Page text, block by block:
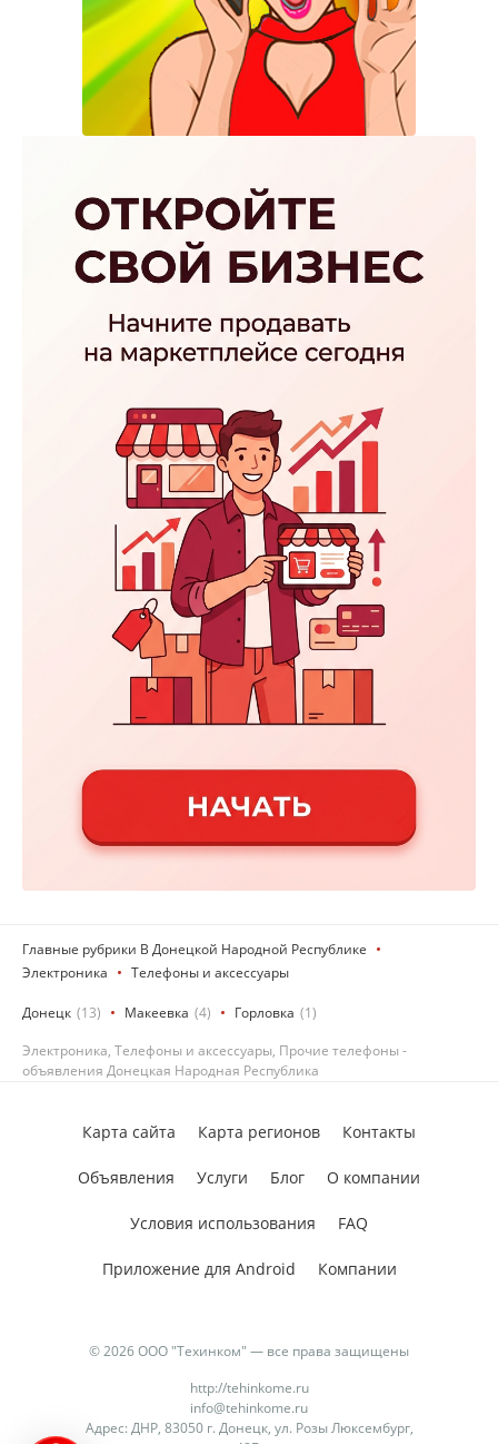
Главные рубрики В Донецкой Народной Республике
Электроника
Телефоны и аксессуары
Донецк (13) Макеевка (4) Горловка (1)
Электроника, Телефоны и аксессуары, Прочие телефоны -
объявления Донецкая Народная Республика
© 2026 ООО "Техинком" — все права защищены
http://tehinkome.ru
info@tehinkome.ru
Адрес: ДНР, 83050 г. Донецк, ул. Розы Люксембург,
Карта сайта Карта регионов Контакты
Объявления Услуги Блог О компании
Условия использования FAQ
Приложение для Android Компании